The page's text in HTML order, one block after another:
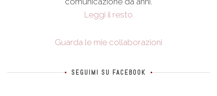
Leggi il resto
Guarda le mie collaborazioni
SEGUIMI SU FACEBOOK